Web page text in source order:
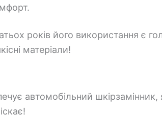
років його використання є
матеріали!
автомобільний